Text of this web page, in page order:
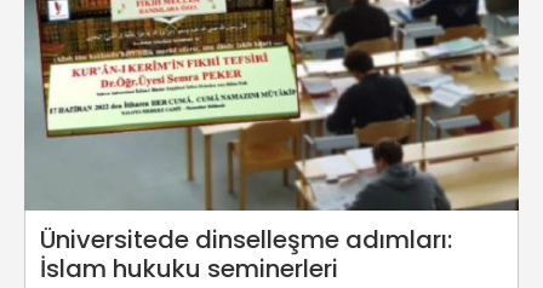
Üniversitede dinselleşme adımları:
İslam hukuku seminerleri